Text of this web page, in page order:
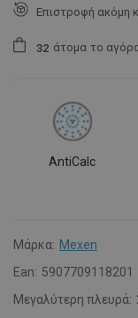
Επιστροφή ακόμη
32 άτομα το
AntiCalc
Μάρκα: Mexen
Ean: 5907709118201
Μεγαλύτερη πλευρά: